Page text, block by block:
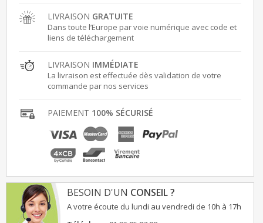
LIVRAISON GRATUITE
Dans toute l’Europe par voie numérique avec code et
liens de téléchargement
LIVRAISON IMMÉDIATE
La livraison est effectuée dès validation de votre
commande par nos services
PAIEMENT 100% SÉCURISÉ
BESOIN D'UN CONSEIL ?
A votre écoute du lundi au vendredi de 10h à 17h